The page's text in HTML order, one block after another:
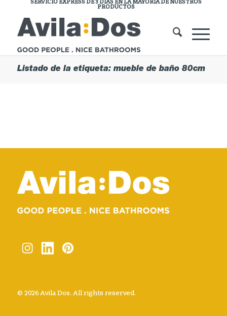
SERVICIO EXPRESS DE 3 DÍAS EN LA MAYORÍA DE NUESTROS
PRODUCTOS
Listado de la etiqueta: mueble de baño 80cm
© 2026 Avila Dos. All rights reserved.